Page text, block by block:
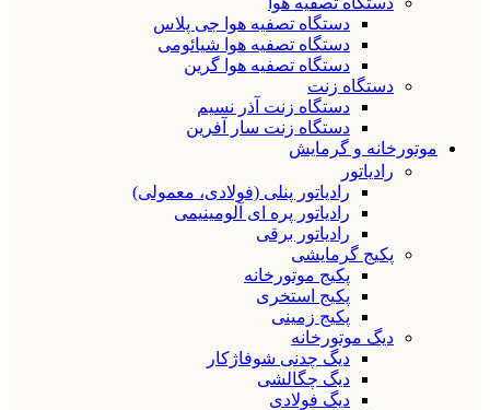
دستگاه تصفیه هوا جی پلاس
دستگاه تصفیه هوا شیائومی
دستگاه تصفیه هوا گرین
دستگاه زنت
دستگاه زنت آذر نسیم
دستگاه زنت سار آفرین
موتورخانه و گرمایش
رادیاتور
رادیاتور پنلی (فولادی، معمولی)
رادیاتور پره ای آلومینیمی
رادیاتور برقی
پکیج گرمایشی
پکیج موتورخانه
پکیج استخری
پکیج زمینی
دیگ موتورخانه
دیگ چدنی شوفاژکار
دیگ چگالشی
دیگ فولادی